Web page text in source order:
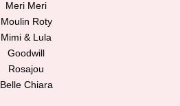
Meri Meri
Moulin Roty
Mimi & Lula
Goodwill
Rosajou
Belle Chiara